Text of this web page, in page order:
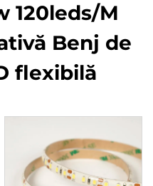
120leds/M
Benj de
flexibilă